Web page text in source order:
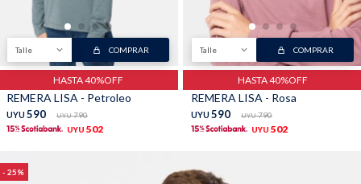
Talle COMPRAR
HASTA 40%OFF
REMERA LISA - Petroleo
UYU 590 UYU 790
UYU 502
Talle COMPRAR
HASTA 40%OFF
REMERA LISA - Rosa
UYU 590 UYU 790
UYU 502
25
TALLES GRANDES Uniformes empresariales
Quiero ser parte Canjear mis puntos